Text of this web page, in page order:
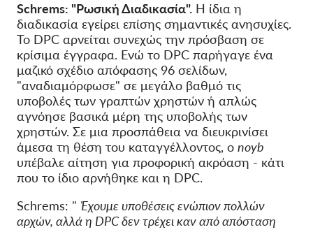
Schrems: "Ρωσική Διαδικασία". Η ίδια η
διαδικασία εγείρει επίσης σημαντικές ανησυχίες.
Το DPC αρνείται συνεχώς την πρόσβαση σε
κρίσιμα έγγραφα. Ενώ το DPC παρήγαγε ένα
μαζικό σχέδιο απόφασης 96 σελίδων,
"αναδιαμόρφωσε" σε μεγάλο βαθμό τις
υποβολές των γραπτών χρηστών ή απλώς
αγνόησε βασικά μέρη της υποβολής των
χρηστών. Σε μια προσπάθεια να διευκρινίσει
άμεσα τη θέση του καταγγέλλοντος, ο noyb
υπέβαλε αίτηση για προφορική ακρόαση - κάτι
που το ίδιο αρνήθηκε και η DPC.
Schrems: " Έχουμε υποθέσεις ενώπιον πολλών
αρχών, αλλά η DPC δεν τρέχει καν από απόσταση